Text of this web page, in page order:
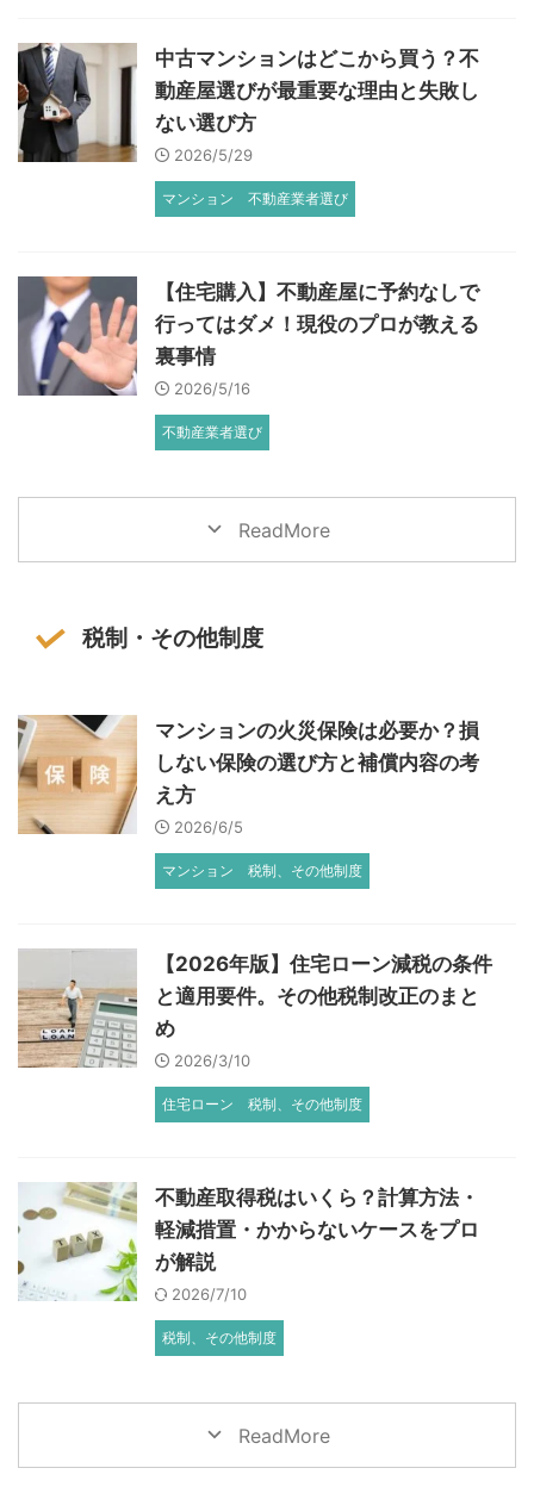
中古マンションはどこから買う？不
動産屋選びが最重要な理由と失敗し
ない選び方
2026/5/29
マンション 不動産業者選び
【住宅購入】不動産屋に予約なしで
行ってはダメ！現役のプロが教える
裏事情
2026/5/16
不動産業者選び
ReadMore
税制・その他制度
マンションの火災保険は必要か？損
しない保険の選び方と補償内容の考
え方
2026/6/5
マンション 税制、その他制度
【2026年版】住宅ローン減税の条件
と適用要件。その他税制改正のまと
め
2026/3/10
住宅ローン 税制、その他制度
不動産取得税はいくら？計算方法・
軽減措置・かからないケースをプロ
が解説
2026/7/10
税制、その他制度
ReadMore